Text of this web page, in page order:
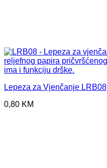
Lepeza za Vjenčanje LRB08
0,80 KM